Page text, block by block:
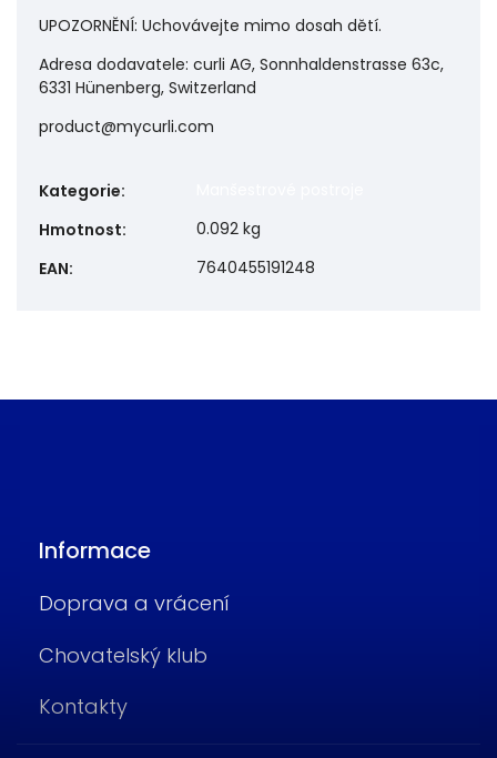
UPOZORNĚNÍ: Uchovávejte mimo dosah dětí.
Adresa dodavatele: curli AG, Sonnhaldenstrasse 63c,
6331 Hünenberg, Switzerland
product@mycurli.com
Kategorie:
Hmotnost:
0.092 kg
EAN: 7640455191248
Informace
Doprava a vrácení
Chovatelský klub
Kontakty